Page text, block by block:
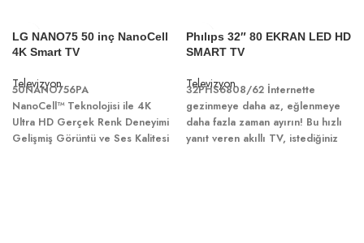
LG NANO75 50 inç NanoCell
4K Smart TV
Televizyon
50NANO756PA
NanoCell™ Teknolojisi ile 4K
Ultra HD Gerçek Renk Deneyimi
Gelişmiş Görüntü ve Ses Kalitesi
Phılıps 32″ 80 EKRAN LED HD
SMART TV
Televizyon
32PHS6808/62 İnternette
gezinmeye daha az, eğlenmeye
daha fazla zaman ayırın! Bu hızlı
yanıt veren akıllı TV, istediğiniz